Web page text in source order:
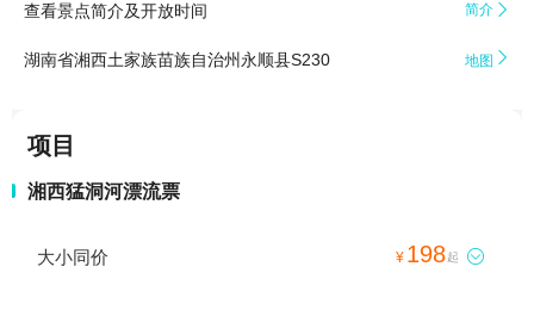
查看景点简介及开放时间 简介 
湖南省湘西土家族苗族自治州永顺县S230 地图 
项目
湘西猛洞河漂流票
大小同价 ¥ 198起 